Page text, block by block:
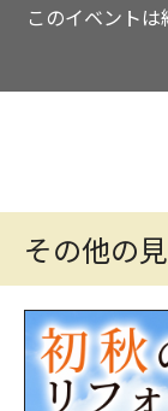
このイベントは
その他の